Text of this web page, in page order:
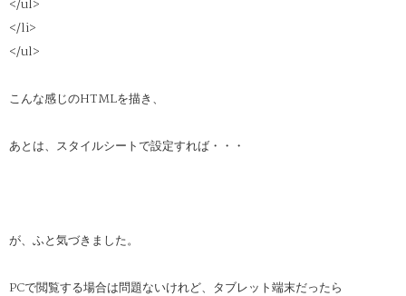
</ul>
</li>
</ul>
こんな感じのHTMLを描き、
あとは、スタイルシートで設定すれば・・・
が、ふと気づきました。
PCで閲覧する場合は問題ないけれど、タブレット端末だったら